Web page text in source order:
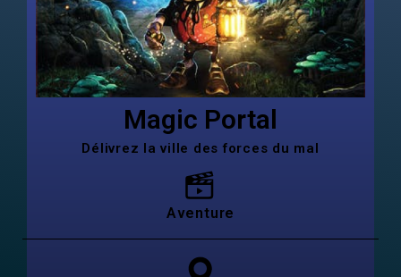
Magic Portal
Délivrez la ville des forces du mal
Aventure